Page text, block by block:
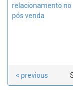
relacionamento no
pós venda
< previous